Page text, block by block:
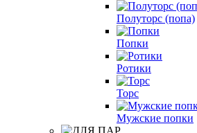
Полуторс (попа)
Попки
Ротики
Торс
Мужские попки